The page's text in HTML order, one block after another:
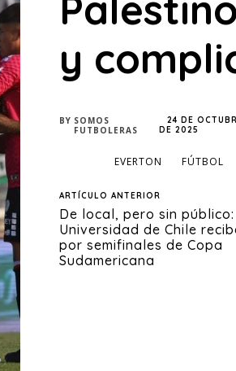
y
BY SOMOS
FUTBOLERAS
24 DE
DE 2025
EVERTON FÚTBOL
ARTÍCULO ANTERIOR
De local, pero sin público:
Universidad de Chile
por semifinales de Copa
Sudamericana